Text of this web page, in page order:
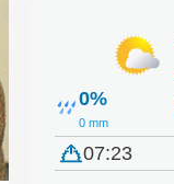
0%
0 mm
07:23